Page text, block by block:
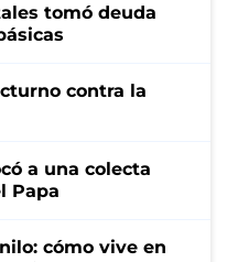
tomó deuda
contra la
a una colecta
Papa
cómo vive en